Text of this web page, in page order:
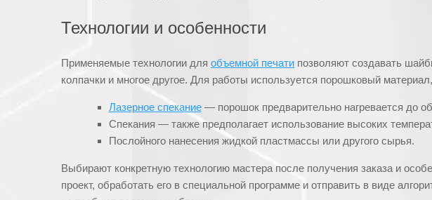
Технологии и особенности
Применяемые технологии для объемной печати позволяют создавать
колпачки и многое другое. Для работы используется порошковый
Лазерное спекание— порошок предварительно нагревается до
Спекания — также предполагает использование высоких
Послойного нанесения жидкой пластмассы или другого сырья.
Выбирают конкретную технологию мастера после получения заказа и
проект, обработать его в специальной программе и отправить в виде